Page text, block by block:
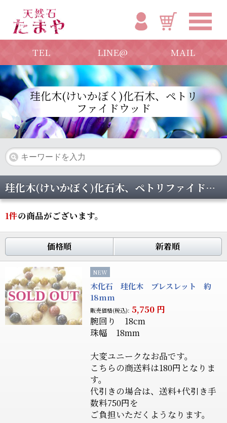
TEL LINE@ MAIL
珪化木(けいかぼく)化石木、ペトリ
ファイドウッド
珪化木(けいかぼく)化石木、ペトリファイドウッド
1件の商品がございます。
価格順 新着順
NEW
木化石 珪化木 ブレスレット 約
18mm
販売価格(税込): 5,750 円
腕回り 18cm
珠幅 18mm
大変ユニークなお品です。
こちらの商送料は180円となりま
す。
代引きの場合は、送料+代引き手
数料750円を
ご負担いただくようなります。